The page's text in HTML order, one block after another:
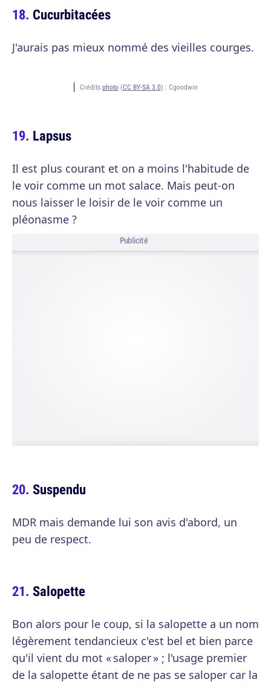
Cucurbitacées
J'aurais pas mieux nommé des vieilles courges.
Crédits photo(CC BY-SA 3.0) : Cgoodwin
Lapsus
Il est plus courant et on a moins l'habitude de
le voir comme un mot salace. Mais peut-on
nous laisser le loisir de le voir comme un
pléonasme ?
Publicité
Suspendu
MDR mais demande lui son avis d'abord, un
peu de respect.
Salopette
Bon alors pour le coup, si la salopette a un nom
légèrement tendancieux c'est bel et bien parce
qu'il vient du mot « saloper » ; l'usage premier
de la salopette étant de ne pas se saloper car la